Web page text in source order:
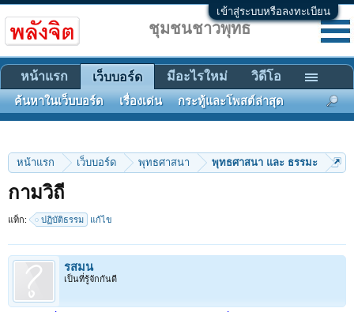
เข้าสู่ระบบหรือลงทะเบียน
หน้าแรก เว็บบอร์ด พุทธศาสนา พุทธศาสนา และ ธรรมะ
กามวิถี
แท็ก: ปฏิบัติธรรม แก้ไข
รสมน
เป็นที่รู้จักกันดี
ชุมชนชาวพุทธ
หน้าแรก เว็บบอร์ด
ค้นหาในเว็บบอร์ด เรื่องเด่น กระทู้และโพสต์ล่าสุด
มีอะไรใหม่ วิดีโอ